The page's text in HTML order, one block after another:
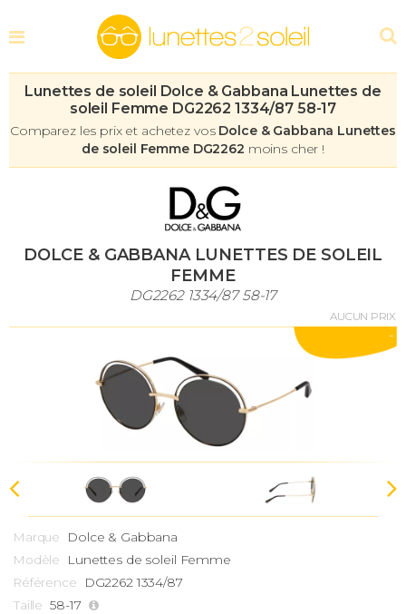
Lunettes de soleil Dolce & Gabbana Lunettes de
soleil Femme DG2262 1334/87 58-17
Comparez les prix et achetez vos Dolce & Gabbana Lunettes
de soleil Femme DG2262 moins cher !
DOLCE & GABBANA LUNETTES DE SOLEIL
FEMME
DG2262 1334/87 58-17
AUCUN PRIX
-
Marque Dolce & Gabbana
Modèle Lunettes de soleil Femme
Référence DG2262 1334/87
Taille 58-17